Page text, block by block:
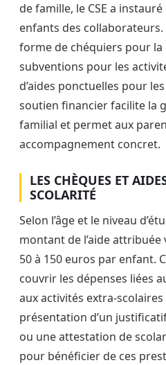
de famille, le CSE a
enfants des
forme de chéquiers pour
subventions pour les
d’aides ponctuelles pour
soutien financier facilite la
familial et permet aux
accompagnement concret.
LES CHÈQUES ET
SCOLARITÉ
Selon l’âge et le niveau
montant de l’aide
50 à 150 euros par enfant.
couvrir les dépenses liées
aux activités extra-scolaires
présentation d’un
ou une attestation de
pour bénéficier de ces